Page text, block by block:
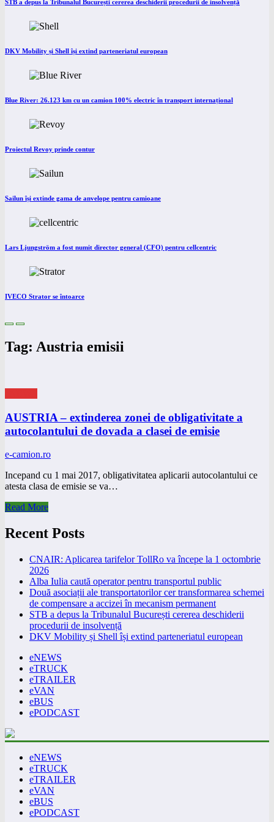
STB a depus la Tribunalul București cererea deschiderii procedurii de insolvență
DKV Mobility și Shell își extind parteneriatul european
Blue River: 26.123 km cu un camion 100% electric în transport internațional
Proiectul Revoy prinde contur
Sailun își extinde gama de anvelope pentru camioane
Lars Ljungström a fost numit director general (CFO) pentru cellcentric
IVECO Strator se întoarce
Tag: Austria emisii
AUSTRIA – extinderea zonei de obligativitate a
autocolantului de dovada a clasei de emisie
e-camion.ro
Incepand cu 1 mai 2017, obligativitatea aplicarii autocolantului ce
atesta clasa de emisie se va…
Read More
Recent Posts
CNAIR: Aplicarea tarifelor TollRo va începe la 1 octombrie
2026
Alba Iulia caută operator pentru transportul public
Două asociații ale transportatorilor cer transformarea schemei
de compensare a accizei în mecanism permanent
STB a depus la Tribunalul București cererea deschiderii
procedurii de insolvență
DKV Mobility și Shell își extind parteneriatul european
eNEWS
eTRUCK
eTRAILER
eVAN
eBUS
ePODCAST
eNEWS
eTRUCK
eTRAILER
eVAN
eBUS
ePODCAST